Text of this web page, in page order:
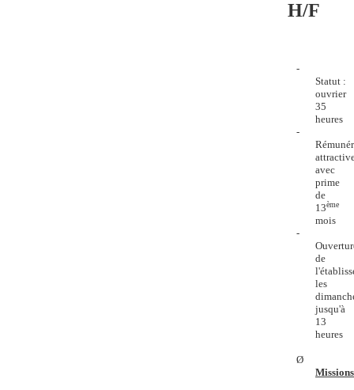
H/F
-
Statut :
ouvrier
35
heures
-
avec
prime
de
13ème
mois
-
de
les
jusqu'à
13
heures
Ø
Missions